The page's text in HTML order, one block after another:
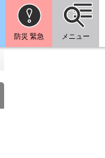
防災 緊急 メニュー